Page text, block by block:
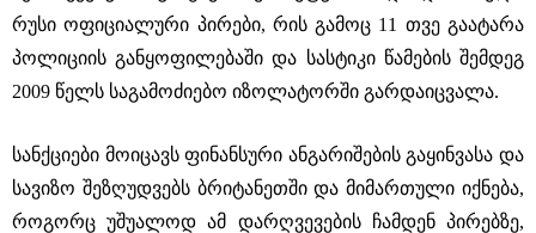
რუსი ოფიციალური პირები, რის გამოც 11 თვე გაატარა
პოლიციის განყოფილებაში და სასტიკი წამების შემდეგ
2009 წელს საგამოძიებო იზოლატორში გარდაიცვალა.
სანქციები მოიცავს ფინანსური ანგარიშების გაყინვასა და
სავიზო შეზღუდვებს ბრიტანეთში და მიმართული იქნება,
როგორც უშუალოდ ამ დარღვევების ჩამდენ პირებზე,